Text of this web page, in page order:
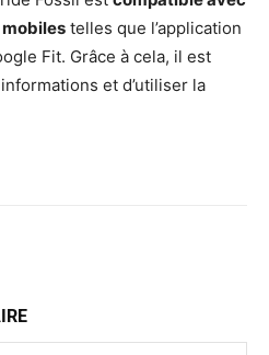
telles que l’application
Fit. Grâce à cela, il est
et d’utiliser la